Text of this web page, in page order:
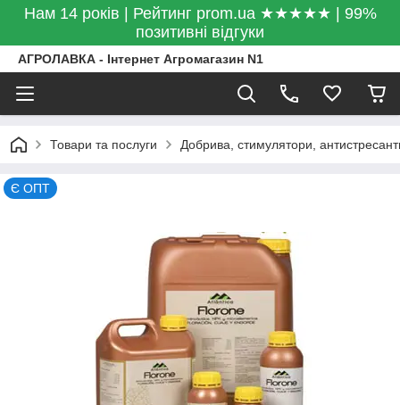
Нам 14 років | Рейтинг prom.ua ★★★★★ | 99%
позитивні відгуки
АГРОЛАВКА - Інтернет Агромагазин N1
Товари та послуги Добрива, стимулятори,
Є ОПТ